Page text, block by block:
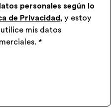
personales según lo
de Privacidad, y estoy
mis datos
*